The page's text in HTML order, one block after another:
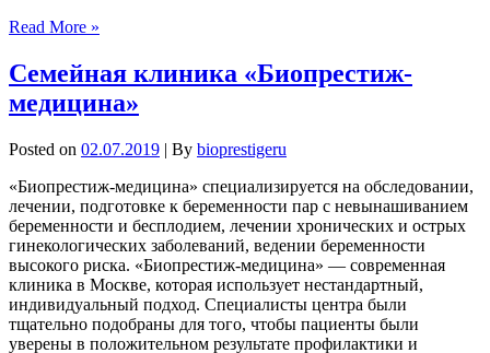
Read More »
Семейная клиника «Биопрестиж-
медицина»
Posted on 02.07.2019 | By bioprestigeru
«Биопрестиж-медицина» специализируется на обследовании,
лечении, подготовке к беременности пар с невынашиванием
беременности и бесплодием, лечении хронических и острых
гинекологических заболеваний, ведении беременности
высокого риска. «Биопрестиж-медицина» — современная
клиника в Москве, которая использует нестандартный,
индивидуальный подход. Специалисты центра были
тщательно подобраны для того, чтобы пациенты были
уверены в положительном результате профилактики и